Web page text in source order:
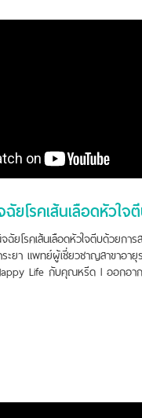
ยโรคเส้นเลือดหัวใจตีบด้วยการ
ยา แพทย์ผู้เชี่ยวชาญสาขาอายุ
Life กับคุณหรีด l ออกอา